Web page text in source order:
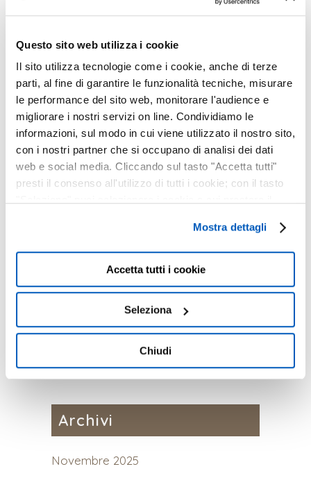
Questo sito web utilizza i cookie
Il sito utilizza tecnologie come i cookie, anche di terze
parti, al fine di garantire le funzionalità tecniche, misurare
le performance del sito web, monitorare l'audience e
migliorare i nostri servizi on line. Condividiamo le
informazioni, sul modo in cui viene utilizzato il nostro sito,
con i nostri partner che si occupano di analisi dei dati
web e social media. Cliccando sul tasto "Accetta tutti"
presti il consenso all'utilizzo di tutti i cookie; con il tasto
destra puoi continuare la navigazione solo con l'utilizzo
dei cookie necessari. Per saperne di più ed
eventualmente modificare il tuo consenso, consulta
l'Informativa suCookiesePrivacy. È possibile
consenso in qualsiasi momento, accedendo al pannello
Mostra Dettagli.
Mostra dettagli
Accetta tutti i cookie
Seleziona
Chiudi
DEFINITIVO PER
14 Dicembre, 2024
BACK TO SCHOOL :
APRI IL LIBRO
DELLE OFFERTE!
04 Settembre, 2024
18 Marzo, 2024
LAVORA CON NOI
24 Novembre, 2023
Archivi
Novembre 2025